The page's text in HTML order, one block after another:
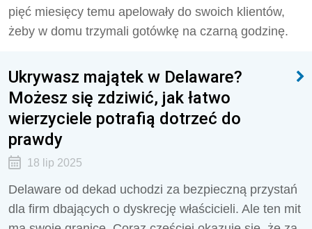
pięć miesięcy temu apelowały do swoich klientów,
żeby w domu trzymali gotówkę na czarną godzinę.
Ukrywasz majątek w Delaware?
Możesz się zdziwić, jak łatwo
wierzyciele potrafią dotrzeć do
prawdy
18 lip 2025
Delaware od dekad uchodzi za bezpieczną przystań
dla firm dbających o dyskrecję właścicieli. Ale ten mit